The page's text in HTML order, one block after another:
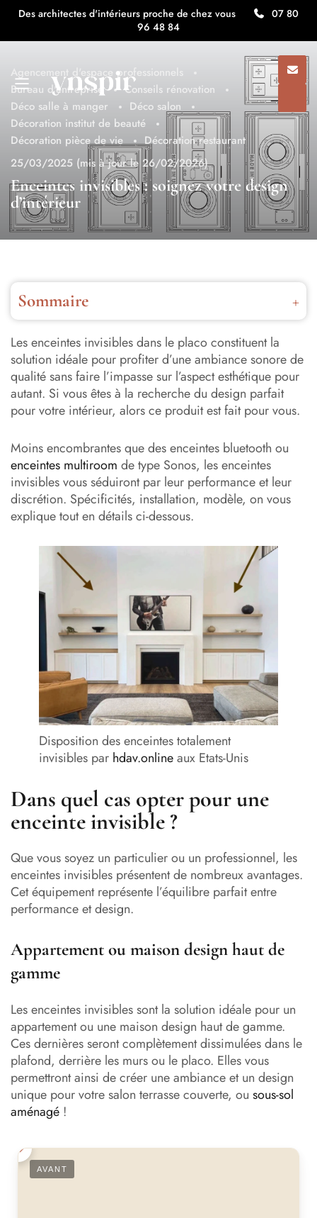
Des architectes d'intérieurs proche de chez vous
07 80
96 48 84
Agencement d'espace professionnels
Bureau d'entreprise
Conseils rénovation
Déco salle à manger
Déco salon
Décoration institut de beauté
Décoration pièce de vie
Décoration restaurant
25/03/2025 (mis à jour le 26/02/2026)
Enceintes invisibles : soignez votre design
d’intérieur
Sommaire
Dans quel cas opter pour une enceinte invisible ?
Des enceintes invisibles qui se cachent dans le placo
Comment se pose une enceinte transparente sur un mur
ou plafond ?
invisible
Les enceintes invisibles dans le placo constituent la
solution idéale pour profiter d’une ambiance sonore de
qualité sans faire l’impasse sur l’aspect esthétique pour
autant. Si vous êtes à la recherche du design parfait
pour votre intérieur, alors ce produit est fait pour vous.
Moins encombrantes que des enceintes bluetooth ou
enceintes multiroom de type Sonos, les enceintes
invisibles vous séduiront par leur performance et leur
discrétion. Spécificités, installation, modèle, on vous
explique tout en détails ci-dessous.
Disposition des enceintes totalement
invisibles par hdav.onlineaux Etats-Unis
Dans quel cas opter pour une
enceinte invisible ?
Que vous soyez un particulier ou un professionnel, les
enceintes invisibles présentent de nombreux avantages.
Cet équipement représente l’équilibre parfait entre
performance et design.
Appartement ou maison design haut de
gamme
Les enceintes invisibles sont la solution idéale pour un
appartement ou une maison design haut de gamme.
Ces dernières seront complètement dissimulées dans le
plafond, derrière les murs ou le placo. Elles vous
permettront ainsi de créer une ambiance et un design
unique pour votre salon terrasse couverte, ou sous-sol
aménagé !
AVANT